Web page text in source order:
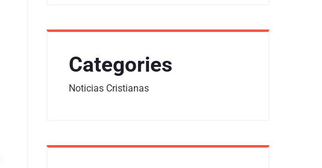
Categories
Noticias Cristianas